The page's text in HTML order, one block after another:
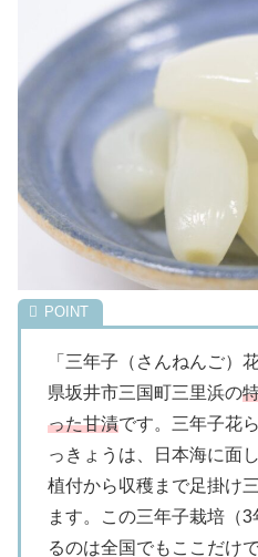
「三年子（さんねんご）
県坂井市​三国町三里浜の
った甘漬です。三年子花
っきょうは、日本海に面
植付から収穫まで足掛け
ます。この三年子栽培（
るのは全国でもここだけ